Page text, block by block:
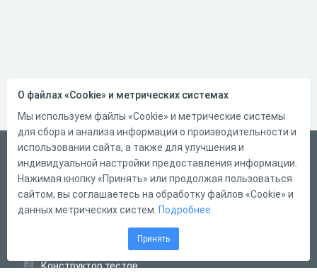
Русский
Справка
Форма обратной связи
Конструктор тестов
О файлах «Cookie» и метрических системах
Мы используем файлы «Cookie» и метрические системы
для сбора и анализа информации о производительности и
использовании сайта, а также для улучшения и
индивидуальной настройки предоставления информации.
Нажимая кнопку «Принять» или продолжая пользоваться
сайтом, вы соглашаетесь на обработку файлов «Cookie» и
данных метрических систем. Подробнее
Принять